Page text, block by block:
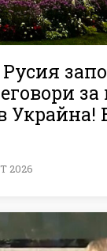
за
Украйна!
2026